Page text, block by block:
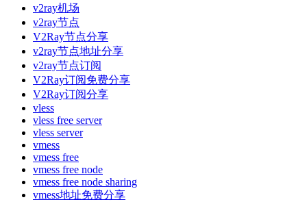
v2ray机场
v2ray节点
V2Ray节点分享
v2ray节点地址分享
v2ray节点订阅
V2Ray订阅免费分享
V2Ray订阅分享
vless
vless free server
vless server
vmess
vmess free
vmess free node
vmess free node sharing
vmess地址免费分享